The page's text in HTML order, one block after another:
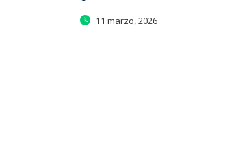
11 marzo, 2026